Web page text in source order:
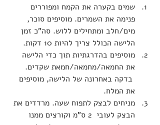
שמים בקערה את הקמח ומפוררים
פנימה את השמרים. מוסיפים סוכר,
מים/חלב ומתחילים ללוש. סה"כ זמן
הלישה הכולל צריך להיות 10 דקות.
מוסיפים בהדרגתיות תוך כדי הלישה
את החמאה/מחמאה/חמאת שקדים.
בדקה באחרונה של הלישה, מוסיפים
את המלח.
מניחים לבצק לתפוח שעה. מרדדים את
הבצק לעובי  2 ס"מ וקורצים ממנו